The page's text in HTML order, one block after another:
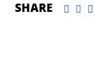
SHARE